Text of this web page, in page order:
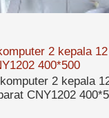
2 kepala
400*500
2 kepala
CNY1202